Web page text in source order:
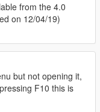
from the 4.0
on 12/04/19)
but not opening it,
F10 this is